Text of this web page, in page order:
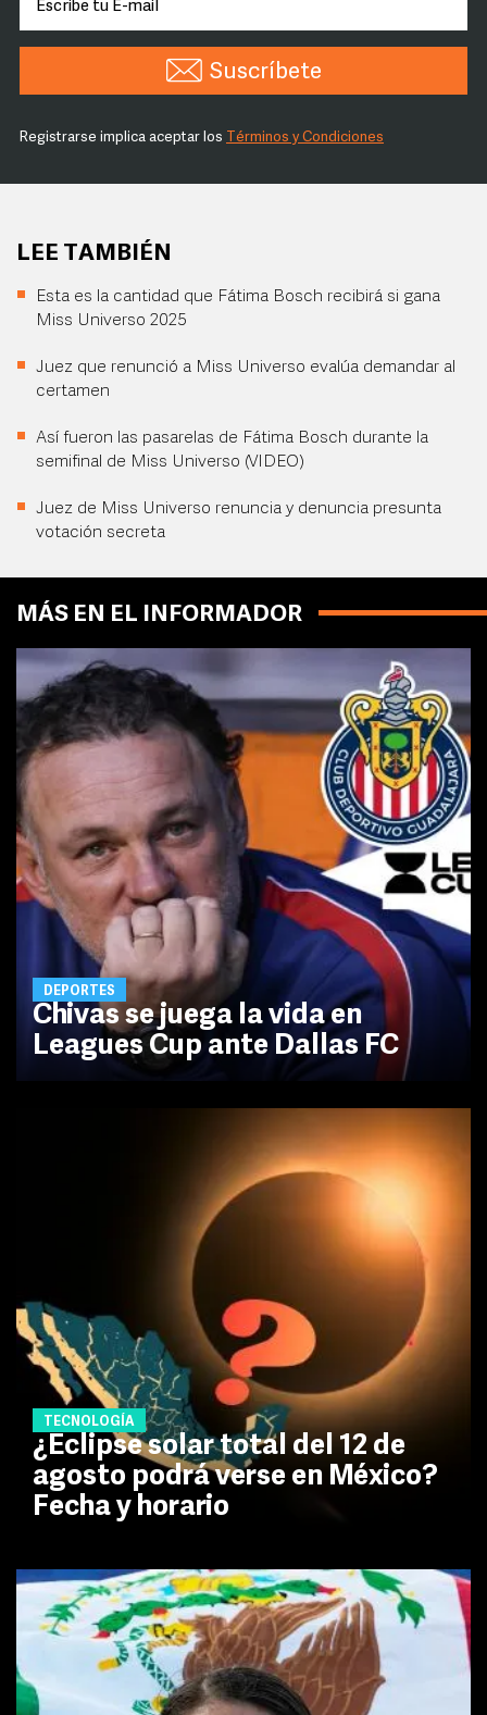
Suscríbete
Registrarse implica aceptar los Términos y Condiciones
LEE TAMBIÉN
Esta es la cantidad que Fátima Bosch recibirá si gana
Miss Universo 2025
Juez que renunció a Miss Universo evalúa demandar al
certamen
Así fueron las pasarelas de Fátima Bosch durante la
semifinal de Miss Universo (VIDEO)
Juez de Miss Universo renuncia y denuncia presunta
votación secreta
MÁS EN EL INFORMADOR
DEPORTES
Chivas se juega la vida en
Leagues Cup ante Dallas FC
TECNOLOGÍA
¿Eclipse solar total del 12 de
agosto podrá verse en México?
Fecha y horario